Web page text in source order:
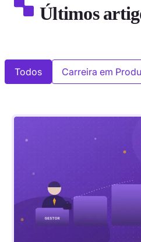
Últimos
Todos Carreira em